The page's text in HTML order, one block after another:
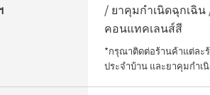
/ ยาคุมกำเนิดฉุกเฉิ
คอนแทคเลนส์สี
*กรุณาติดต่อร้านค้าแต่ละ
ประจำบ้าน และยาคุมกำเ